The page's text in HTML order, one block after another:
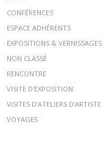
CONFÉRENCES
ESPACE ADHÉRENTS
EXPOSITIONS & VERNISSAGES
NON CLASSÉ
RENCONTRE
VISITE D'EXPOSITION
VISITES D’ATELIERS D’ARTISTE
VOYAGES